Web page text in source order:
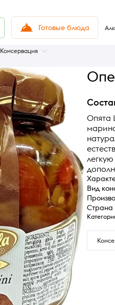
Готовые блюда
Консервация
Опята
Вид
Страна